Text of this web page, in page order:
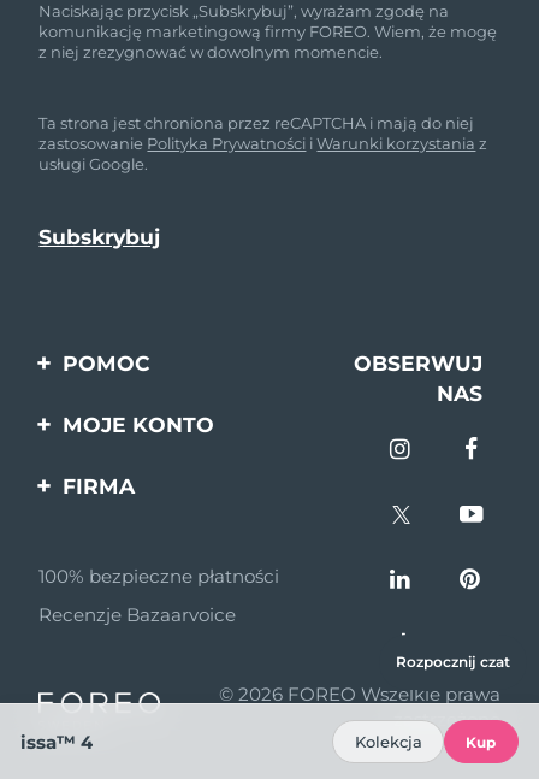
Naciskając przycisk „Subskrybuj”, wyrażam zgodę na
komunikację marketingową firmy FOREO. Wiem, że mogę
z niej zrezygnować w dowolnym momencie.
Ta strona jest chroniona przez reCAPTCHA i mają do niej
zastosowanie Polityka Prywatności iWarunki korzystania z
usługi Google.
POMOC
Kontakt
OBSERWUJ
NAS
MOJE KONTO
FIRMA
Program partnerski
Wiadomości
MYSA
Dystrybutorzy
100% bezpieczne płatności
Recenzje Bazaarvoice
© 2026 FOREO Wszelkie prawa
zastrzeżone
Rozpocznij czat
issa™ 4 Kolekcja Kup